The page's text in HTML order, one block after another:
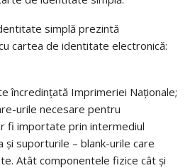
simplă prezintă
cartea de identitate electronică:
încredințată Imprimeriei Naționale;
urile necesare pentru
fi importate prin intermediul
și suporturile – blank-urile care
Atât componentele fizice cât și